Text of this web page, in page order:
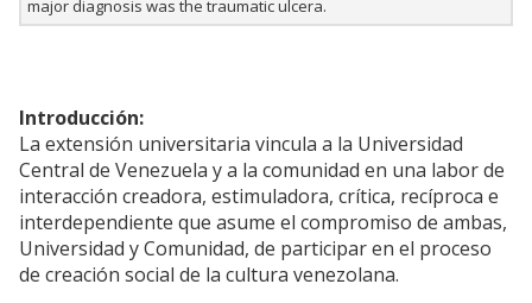
major diagnosis was the traumatic ulcera.
Introducción:
La extensión universitaria vincula a la Universidad
Central de Venezuela y a la comunidad en una labor de
interacción creadora, estimuladora, crítica, recíproca e
interdependiente que asume el compromiso de ambas,
Universidad y Comunidad, de participar en el proceso
de creación social de la cultura venezolana.